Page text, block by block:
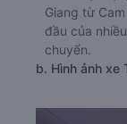
Giang từ
đầu của
chuyển.
b. Hình ảnh xe